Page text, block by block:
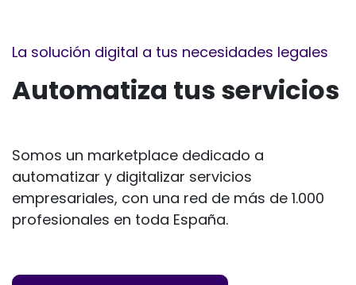
La solución digital a tus necesidades legales
Automatiza tus servicios
Somos un marketplace dedicado a
automatizar y digitalizar servicios
empresariales, con una red de más de 1.000
profesionales en toda España.